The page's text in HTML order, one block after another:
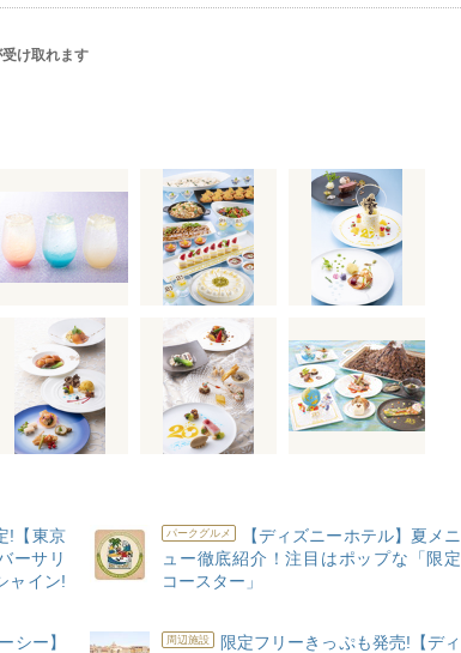
け取れます
!【東京
ーサリ
ャイン!
パークグルメ
【ディズニーホテル】夏メニ
ュー徹底紹介！注目はポップな「限定
コースター」
シー】
周辺施設
限定フリーきっぷも発売!【ディ